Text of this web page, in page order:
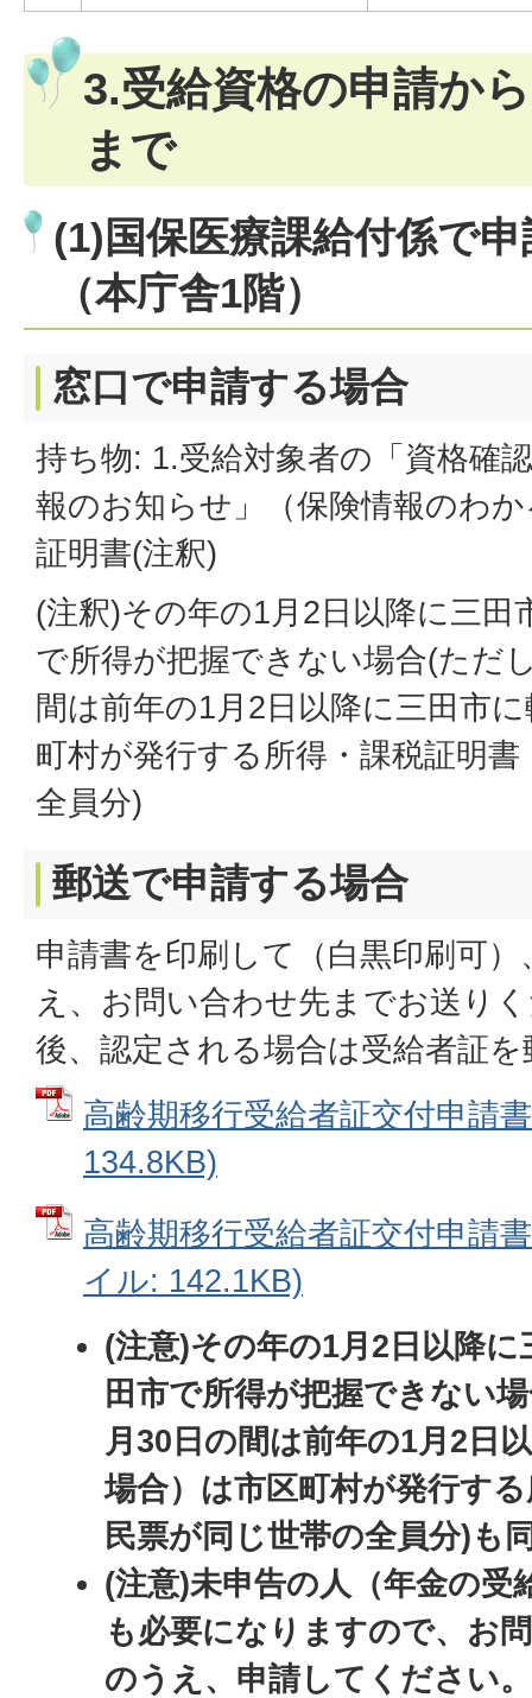
3.受給資格の申請か
まで
(1)国保医療課給付係で
（本庁舎1階）
窓口で申請する場合
持ち物: 1.受給対象者の「資格確
報のお知らせ」（保険情報のわ
証明書(注釈)
(注釈)その年の1月2日以降に三田
で所得が把握できない場合(ただ
間は前年の1月2日以降に三田市
町村が発行する所得・課税証明
全員分)
郵送で申請する場合
申請書を印刷して（白黒印刷可
え、お問い合わせ先までお送り
後、認定される場合は受給者証
高齢期移行受給者証交付申請
134.8KB)
高齢期移行受給者証交付申請
イル: 142.1KB)
(注意)その年の1月2日以降
田市で所得が把握できない
月30日の間は前年の1月2日
場合）は市区町村が発行す
民票が同じ世帯の全員分)も
(注意)未申告の人（年金の受
も必要になりますので、お
のうえ、申請してください。